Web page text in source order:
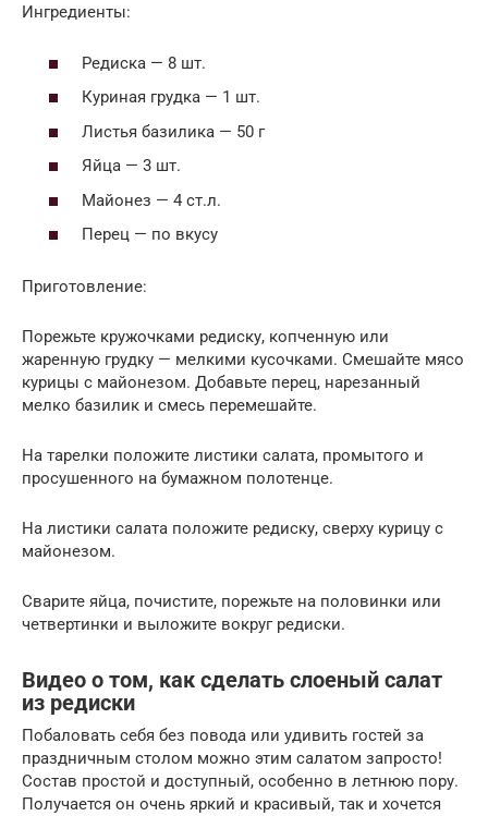
Ингредиенты:
Редиска — 8 шт.
Куриная грудка — 1 шт.
Листья базилика — 50 г
Яйца — 3 шт.
Майонез — 4 ст.л.
Перец — по вкусу
Приготовление:
Порежьте кружочками редиску, копченную или
жаренную грудку — мелкими кусочками. Смешайте мясо
курицы с майонезом. Добавьте перец, нарезанный
мелко базилик и смесь перемешайте.
На тарелки положите листики салата, промытого и
просушенного на бумажном полотенце.
На листики салата положите редиску, сверху курицу с
майонезом.
Сварите яйца, почистите, порежьте на половинки или
четвертинки и выложите вокруг редиски.
Видео о том, как сделать слоеный салат
из редиски
Побаловать себя без повода или удивить гостей за
праздничным столом можно этим салатом запросто!
Состав простой и доступный, особенно в летнюю пору.
Получается он очень яркий и красивый, так и хочется